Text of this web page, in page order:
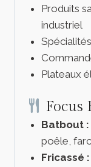
Produits
industriel
Plateaux
Focus
Batbout :
poêle,
Fricassé :